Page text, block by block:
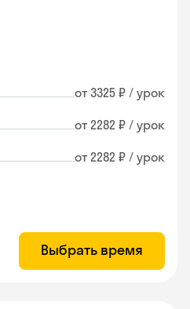
от 3325 ₽ / урок
от 2282 ₽ / урок
от 2282 ₽ / урок
Выбрать время